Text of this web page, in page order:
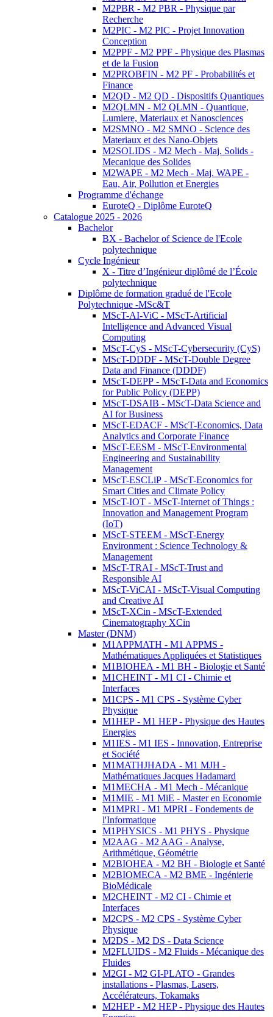
M2PBR - M2 PBR - Physique par
Recherche
M2PIC - M2 PIC - Projet Innovation
Conception
M2PPF - M2 PPF - Physique des Plasmas
et de la Fusion
M2PROBFIN - M2 PF - Probabilités et
Finance
M2QD - M2 QD - Dispositifs Quantiques
M2QLMN - M2 QLMN - Quantique,
Lumiere, Materiaux et Nanosciences
M2SMNO - M2 SMNO - Science des
Materiaux et des Nano-Objets
M2SOLIDS - M2 Mech - Maj. Solids -
Mecanique des Solides
M2WAPE - M2 Mech - Maj. WAPE -
Eau, Air, Pollution et Energies
Programme d'échange
EuroteQ - Diplôme EuroteQ
Catalogue 2025 - 2026
Bachelor
BX - Bachelor of Science de l'Ecole
polytechnique
Cycle Ingénieur
X - Titre d’Ingénieur diplômé de l’École
polytechnique
Diplôme de formation gradué de l'Ecole
Polytechnique -MSc&T
MScT-AI-ViC - MScT-Artificial
Intelligence and Advanced Visual
Computing
MScT-CyS - MScT-Cybersecurity (CyS)
MScT-DDDF - MScT-Double Degree
Data and Finance (DDDF)
MScT-DEPP - MScT-Data and Economics
for Public Policy (DEPP)
MScT-DSAIB - MScT-Data Science and
AI for Business
MScT-EDACF - MScT-Economics, Data
Analytics and Corporate Finance
MScT-EESM - MScT-Environmental
Engineering and Sustainability
Management
MScT-ESCLiP - MScT-Economics for
Smart Cities and Climate Policy
MScT-IOT - MScT-Internet of Things :
Innovation and Management Program
(IoT)
MScT-STEEM - MScT-Energy
Environment : Science Technology &
Management
MScT-TRAI - MScT-Trust and
Responsible AI
MScT-ViCAI - MScT-Visual Computing
and Creative AI
MScT-XCin - MScT-Extended
Cinematography XCin
Master (DNM)
M1APPMATH - M1 APPMS -
Mathématiques Appliquées et Statistiques
M1BIOHEA - M1 BH - Biologie et Santé
M1CHEINT - M1 CI - Chimie et
Interfaces
M1CPS - M1 CPS - Système Cyber
Physique
M1HEP - M1 HEP - Physique des Hautes
Energies
M1IES - M1 IES - Innovation, Entreprise
et Société
M1MATHJHADA - M1 MJH -
Mathématiques Jacques Hadamard
M1MECHA - M1 Mech - Mécanique
M1MIE - M1 MiE - Master en Economie
M1MPRI - M1 MPRI - Fondements de
l'Informatique
M1PHYSICS - M1 PHYS - Physique
M2AAG - M2 AAG - Analyse,
Arithmétique, Géométrie
M2BIOHEA - M2 BH - Biologie et Santé
M2BIOMECA - M2 BME - Ingénierie
BioMédicale
M2CHEINT - M2 CI - Chimie et
Interfaces
M2CPS - M2 CPS - Système Cyber
Physique
M2DS - M2 DS - Data Science
M2FLUIDS - M2 Fluids - Mécanique des
Fluides
M2GI - M2 GI-PLATO - Grandes
installations - Plasmas, Lasers,
Accélérateurs, Tokamaks
M2HEP - M2 HEP - Physique des Hautes